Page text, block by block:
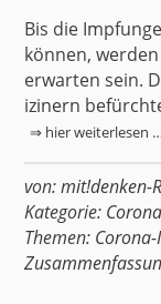
Bis die
können,
erwarten sein.
izinern
⇒ hier weiterlesen …
von:mit!denken-
Kategorie:
Themen: